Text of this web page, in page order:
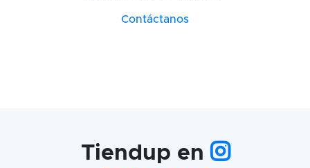
Contáctanos
Tiendup en